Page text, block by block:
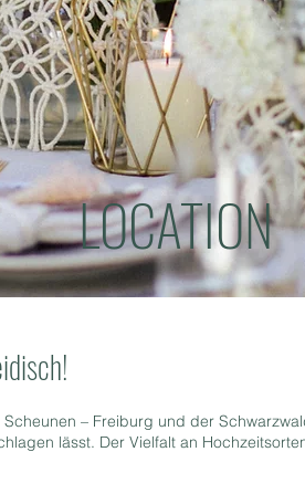
LOCATION
– Freiburg und der
lässt. Der Vielfalt an